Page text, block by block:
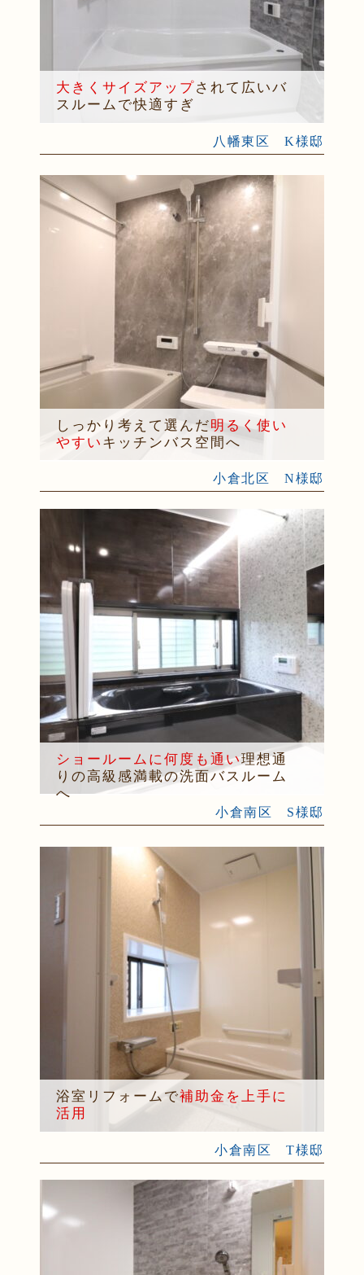
大きくサイズアップされて広いバ
スルームで快適すぎ
八幡東区 K様邸
しっかり考えて選んだ明るく使い
やすい キッチンバス空間へ
小倉北区 N様邸
ショールームに何度も通い理想通
りの高級感満載の洗面バスルーム
へ
小倉南区 S様邸
浴室リフォームで補助金を上手に
活用
小倉南区 T様邸